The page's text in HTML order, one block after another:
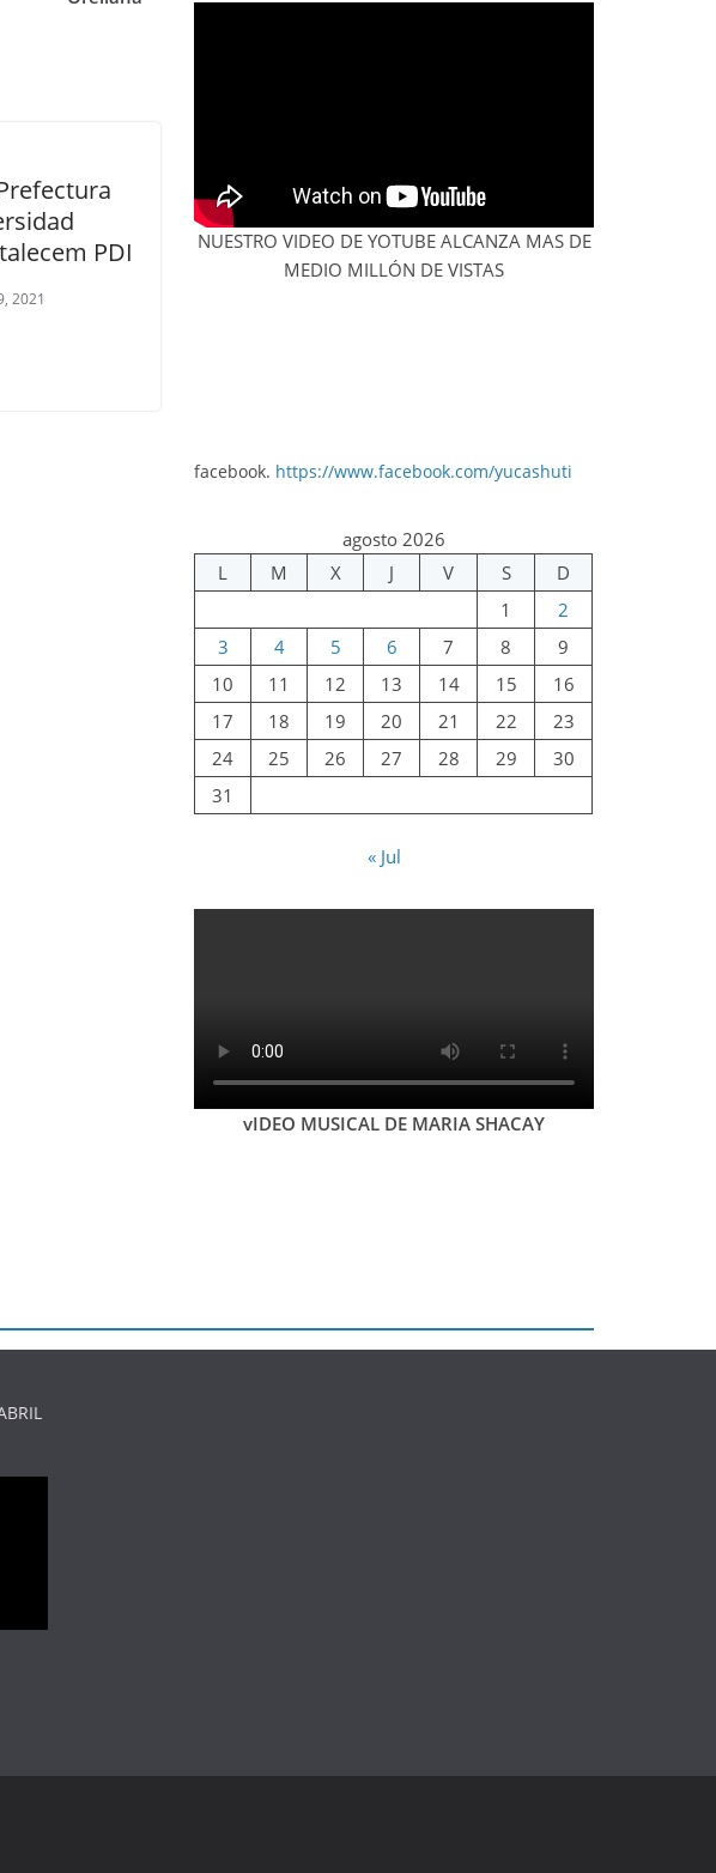
PDI
2021
NUESTRO VIDEO DE YOTUBE ALCANZA MAS DE
MEDIO MILLÓN DE VISTAS
facebook. https://www.facebook.com/yucashuti
agosto 2026
L
M X J V S
D
1
2
3
4 5 6 7 8
9
10
11 12 13 14 15
16
17
18 19 20 21 22
23
24
25 26 27 28 29
30
31
« Jul
vIDEO MUSICAL DE MARIA SHACAY